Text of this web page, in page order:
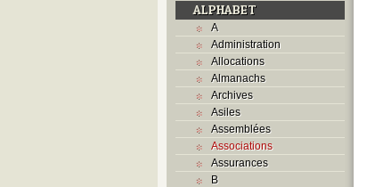
ALPHABET
A
Administration
Allocations
Almanachs
Archives
Asiles
Assemblées
Associations
Assurances
B